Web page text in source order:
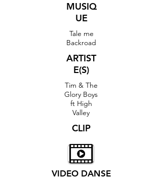
MUSIQ
UE
Tale me
Backroad
ARTIST
E(S)
Tim & The
Glory Boys
ft High
Valley
CLIP
VIDEO DANSE